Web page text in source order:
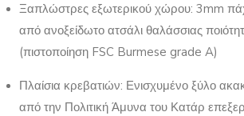
Ξαπλώστρες εξωτερικού χώρου: 3mm
από ανοξείδωτο ατσάλι θαλάσσιας
(πιστοποίηση FSC Burmese grade A)
Πλαίσια κρεβατιών: Ενισχυμένο ξύλο
από την Πολιτική Άμυνα του Κατάρ